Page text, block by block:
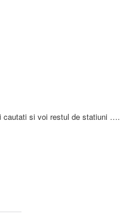
cautati si voi restul de statiuni ….